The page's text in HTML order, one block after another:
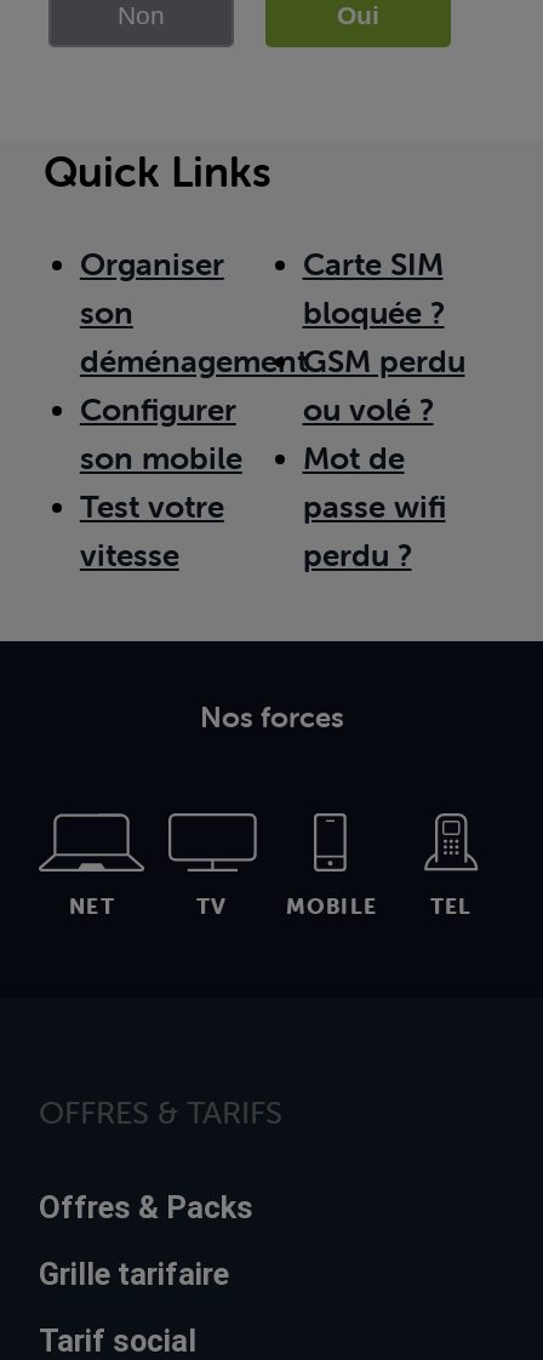
Non Oui
Quick Links
Organiser
son
déménagement
Configurer
son mobile
Test votre
vitesse
Carte SIM
bloquée ?
GSM perdu
ou volé ?
Mot de
passe wifi
perdu ?
Nos forces
NET TV MOBILE TEL
OFFRES & TARIFS
Offres & Packs
Grille tarifaire
Tarif social